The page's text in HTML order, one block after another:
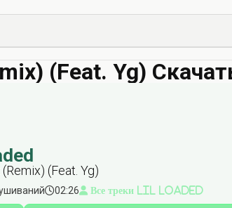
(Feat. Yg)
(Feat. Yg)
02:26 Все треки Lil Loaded